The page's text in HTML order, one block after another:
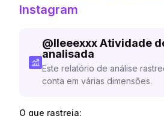
Instagram
@lleeexxx Atividade
analisada
Este relatório de análise
conta em várias dimensões.
O que rastreia: